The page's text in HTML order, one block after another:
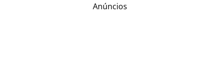
Anúncios